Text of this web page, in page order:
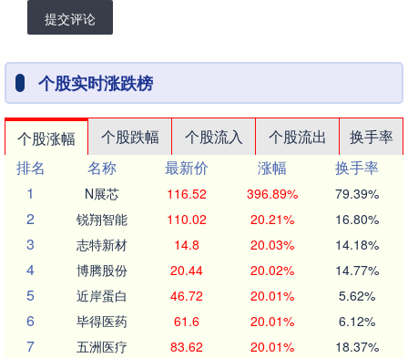
提交评论
个股实时涨跌榜
个股涨幅 个股跌幅 个股流入 个股流出
换手率
排名
名称 最新价 涨幅
换手率
1
N展芯 116.52 396.89% 79.39%
2 锐翔智能 110.02 20.21% 16.80%
3 志特新材 14.8 20.03% 14.18%
4 博腾股份 20.44 20.02% 14.77%
5 近岸蛋白 46.72 20.01% 5.62%
6 毕得医药 61.6 20.01% 6.12%
7 五洲医疗 83.62 20.01% 18.37%